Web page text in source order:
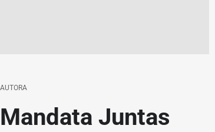
AUTORA
Mandata Juntas